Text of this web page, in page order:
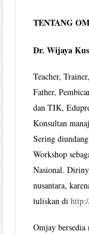
TENTANG
Dr. Wijaya
Teacher,
Father,
dan TIK,
Konsultan
Sering
Workshop
Nasional.
nusantara,
tuliskan di
Omjay